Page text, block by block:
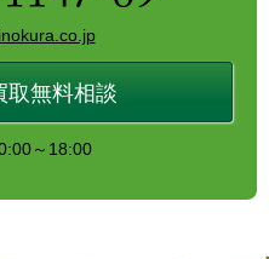
取無料相談
～18:00